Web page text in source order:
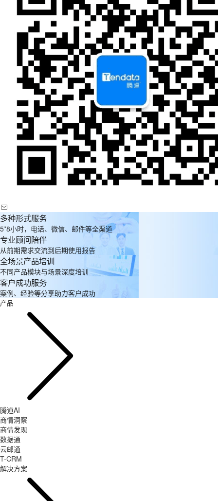
多种形式服务
5*8小时，电话、微信、邮件等全渠道
专业顾问陪伴
从前期需求交流到后期使用报告
全场景产品培训
不同产品模块与场景深度培训
客户成功服务
案例、经验等分享助力客户成功
产品
腾道AI
商情洞察
商情发现
数据通
云邮通
T-CRM
解决方案